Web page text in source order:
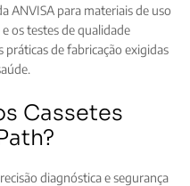
ANVISA para materiais de uso
os testes de qualidade
de fabricação exigidas
Cassetes
diagnóstica e segurança